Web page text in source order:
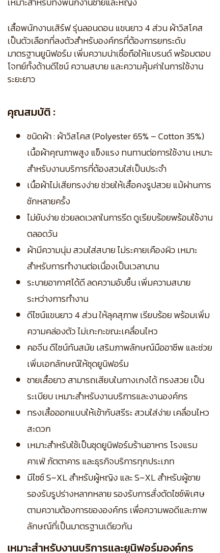
เสื้อพนักงานเสิร์ฟ รุ่นลอนดอน แขนยาว 4 ส่วน ผ้าวิสโคส
เป็นตัวเลือกที่ลงตัวสำหรับองค์กรที่ต้องการยกระดับ
มาตรฐานยูนิฟอร์ม เพิ่มความน่าเชื่อถือให้แบรนด์ พร้อมตอบ
โจทย์ทั้งด้านดีไซน์ ความสบาย และความคุ้มค่าในการใช้งาน
ระยะยาว
คุณสมบัติ :
ชนิดผ้า : ผ้าวิสโคส (Polyester 65% – Cotton 35%)
เนื้อผ้าคุณภาพสูง แข็งแรง ทนทานต่อการใช้งาน เหมาะ
สำหรับงานบริการที่ต้องสวมใส่เป็นประจำ
เนื้อผ้าไม่เสียทรงง่าย ช่วยให้เสื้อคงรูปสวย แม้ผ่านการ
ซักหลายครั้ง
ไม่ยับง่าย ช่วยลดเวลาในการรีด ดูเรียบร้อยพร้อมใช้งาน
ตลอดวัน
ผ้ามีความนุ่ม สวมใส่สบาย ไม่ระคายเคืองผิว เหมาะ
สำหรับการทำงานต่อเนื่องเป็นเวลานาน
ระบายอากาศได้ดี ลดความอับชื้น เพิ่มความสบาย
ระหว่างการทำงาน
ดีไซน์แขนยาว 4 ส่วน ให้ลุคสุภาพ เรียบร้อย พร้อมเพิ่ม
ความคล่องตัว ไม่เกะกะขณะเคลื่อนไหว
คอจีน ดีไซน์ทันสมัย เสริมภาพลักษณ์มืออาชีพ และช่วย
เพิ่มเอกลักษณ์ให้ชุดยูนิฟอร์ม
ชายเสื้อยาว สามารถเสียบในกางเกงได้ ทรงสวย เป็น
ระเบียบ เหมาะสำหรับงานบริการและงานองค์กร
ทรงเสื้อออกแบบให้เข้ากับสรีระ สวมใส่ง่าย เคลื่อนไหว
สะดวก
เหมาะสำหรับใช้เป็นชุดยูนิฟอร์มร้านอาหาร โรงแรม
คาเฟ่ ภัตตาคาร และธุรกิจบริการทุกประเภท
มีไซซ์ S–XL สำหรับผู้หญิง และ S–XL สำหรับผู้ชาย
รองรับรูปร่างหลากหลายรองรับการสั่งตัดไซซ์พิเศษ
ตามความต้องการขององค์กร เพื่อความพอดีและภาพ
ลักษณ์ที่เป็นมาตรฐานเดียวกัน
เหมาะสำหรับงานบริการและยูนิฟอร์มองค์กร